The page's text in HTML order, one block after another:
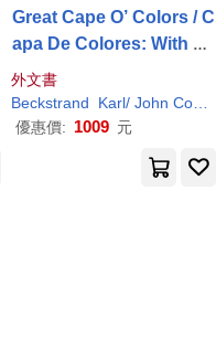
ILT)
Great Cape O’ Colors / C
apa De Colores: With Sp
anish pronunciation gui
de
外文書
Beckstrand
Karl/ John Collado (
優惠價: 1009 元